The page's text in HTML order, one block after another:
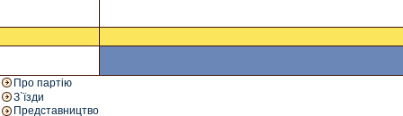
Про партію
З`їзди
Представництво